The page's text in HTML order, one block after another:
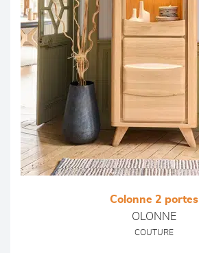
Colonne 2 portes
OLONNE
COUTURE